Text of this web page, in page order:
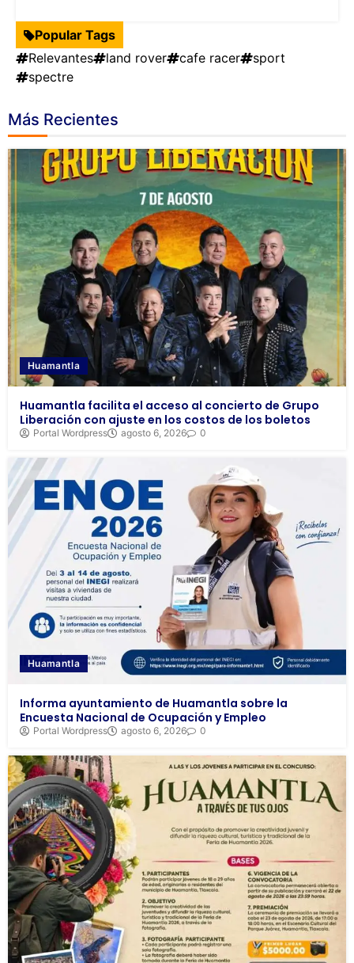
Popular Tags
Relevantes
land rover cafe racer
sport
spectre
Más Recientes
Huamantla
Huamantla facilita el acceso al concierto de Grupo
Liberación con ajuste en los costos de los boletos
Portal Wordpress agosto 6, 2026 0
Huamantla
Informa ayuntamiento de Huamantla sobre la
Encuesta Nacional de Ocupación y Empleo
Portal Wordpress agosto 6, 2026 0